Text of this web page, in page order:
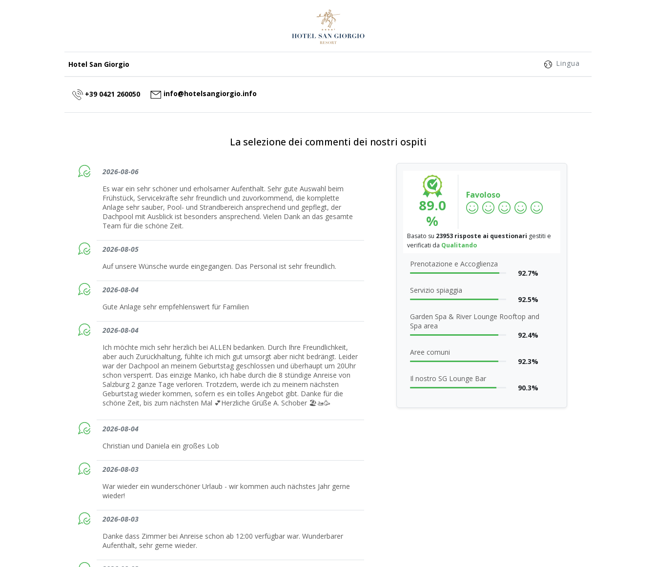
Hotel San Giorgio Lingua
+39 0421 260050 info@hotelsangiorgio.info
La selezione dei commenti dei nostri ospiti
2026-08-06
Es war ein sehr schöner und erholsamer Aufenthalt. Sehr gute Auswahl beim
Frühstück, Servicekräfte sehr freundlich und zuvorkommend, die komplette
Anlage sehr sauber, Pool- und Strandbereich ansprechend und gepflegt, der
Dachpool mit Ausblick ist besonders ansprechend. Vielen Dank an das gesamte
Team für die schöne Zeit.
2026-08-05
Auf unsere Wünsche wurde eingegangen. Das Personal ist sehr freundlich.
2026-08-04
Gute Anlage sehr empfehlenswert für Familien
2026-08-04
Ich möchte mich sehr herzlich bei ALLEN bedanken. Durch Ihre Freundlichkeit,
aber auch Zurückhaltung, fühlte ich mich gut umsorgt aber nicht bedrängt. Leider
war der Dachpool an meinem Geburtstag geschlossen und überhaupt um 20Uhr
schon versperrt. Das einzige Manko, ich habe durch die 8 stündige Anreise von
Salzburg 2 ganze Tage verloren. Trotzdem, werde ich zu meinem nächsten
Geburtstag wieder kommen, sofern es ein tolles Angebot gibt. Danke für die
schöne Zeit, bis zum nächsten Mal 💕Herzliche Grüße A. Schober 🏖️🚤🥳
2026-08-04
Christian und Daniela ein großes Lob
2026-08-03
War wieder ein wunderschöner Urlaub - wir kommen auch nächstes Jahr gerne
wieder!
2026-08-03
Danke dass Zimmer bei Anreise schon ab 12:00 verfügbar war. Wunderbarer
Aufenthalt, sehr gerne wieder.
89.0
%
Favoloso
Basato su 23953 risposte ai questionari gestiti e
verificati da Qualitando
Prenotazione e Accoglienza
92.7%
Servizio spiaggia
92.5%
Garden Spa & River Lounge Rooftop and
Spa area
92.4%
Aree comuni
92.3%
Il nostro SG Lounge Bar
90.3%